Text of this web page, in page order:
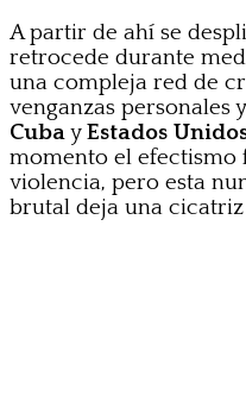
A partir de ahí se
retrocede durante
una compleja red de
venganzas personales
CubayEstados
momento el efectismo
violencia, pero esta
brutal deja una